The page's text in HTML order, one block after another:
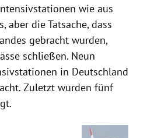
wie aus
, aber die Tatsache, dass
gebracht wurden,
schließen. Neun
in Deutschland
Zuletzt wurden fünf